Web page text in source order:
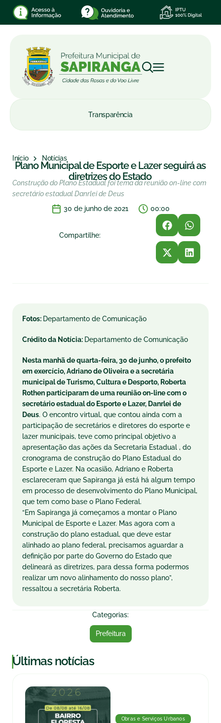
Transparência
Início Notícias
Plano Municipal de Esporte e Lazer seguirá as
diretrizes do Estado
Construção do Plano Estadual foi tema da reunião on-line com
secretário estadual Danrlei de Deus
30 de junho de 2021
00:00
Compartilhe:
Fotos: Departamento de Comunicação
Crédito da Notícia: Departamento de Comunicação
Nesta manhã de quarta-feira, 30 de junho, o prefeito
em exercício, Adriano de Oliveira e a secretária
municipal de Turismo, Cultura e Desporto, Roberta
Rothen participaram de uma reunião on-line com o
secretário estadual do Esporte e Lazer, Danrlei de
Deus. O encontro virtual, que contou ainda com a
participação de secretários e diretores do esporte e
lazer municipais, teve como principal objetivo a
apresentação das ações da Secretaria Estadual , do
cronograma de construção do Plano Estadual do
Esporte e Lazer. Na ocasião, Adriano e Roberta
esclareceram que Sapiranga já está há algum tempo
em processo de desenvolvimento do Plano Municipal,
que tem como base o Plano Federal.
“Em Sapiranga já começamos a montar o Plano
Municipal de Esporte e Lazer. Mas agora com a
construção do plano estadual, que deve estar
alinhado ao plano federal, precisamos aguardar a
definição por parte do Governo do Estado que
delineará as diretrizes, para dessa forma podermos
realizar um novo alinhamento do nosso plano”,
ressaltou a secretária Roberta.
Categorias:
Prefeitura
|Últimas notícias
Obras e Serviços Urbanos